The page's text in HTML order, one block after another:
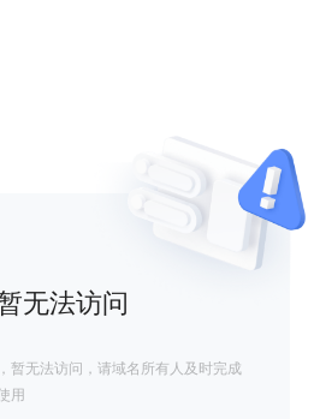
无法访问
暂无法访问，请域名所有人及时完成
用